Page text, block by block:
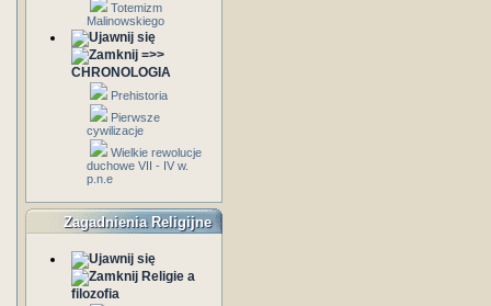
Totemizm
Malinowskiego
=>>
CHRONOLOGIA
Prehistoria
Pierwsze
cywilizacje
Wielkie rewolucje
duchowe VII - IV w.
p.n.e
Zagadnienia Religijne
Religie a
filozofia